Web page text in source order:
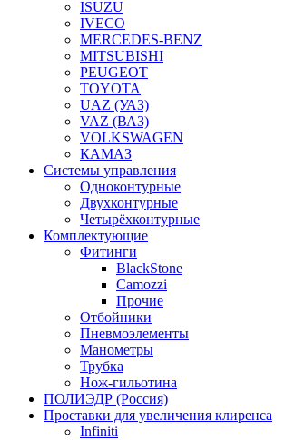
ISUZU
IVECO
MERCEDES-BENZ
MITSUBISHI
PEUGEOT
TOYOTA
UAZ (УАЗ)
VAZ (ВАЗ)
VOLKSWAGEN
КАМАЗ
Системы управления
Одноконтурные
Двухконтурные
Четырёхконтурные
Комплектующие
Фитинги
BlackStone
Camozzi
Прочие
Отбойники
Пневмоэлементы
Манометры
Трубка
Нож-гильотина
ПОЛИЭДР (Россия)
Проставки для увеличения клиренса
Infiniti